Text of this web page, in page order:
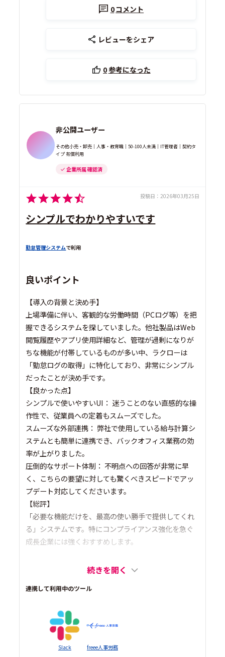
0コメント
レビューをシェア
0参考になった
非公開ユーザー
その他小売・卸売｜人事・教育職｜50-100人未満｜IT管理者｜契約タ
イプ 有償利用
企業所属 確認済
投稿日： 2026年03月25日
シンプルでわかりやすいです
勤怠管理システムで利用
良いポイント
【導入の背景と決め手】
上場準備に伴い、客観的な労働時間（PCログ等）を把
握できるシステムを探していました。他社製品はWeb
閲覧履歴やアプリ使用詳細など、管理が過剰になりが
ちな機能が付帯しているものが多い中、ラクローは
「勤怠ログの取得」に特化しており、非常にシンプル
だったことが決め手です。
【良かった点】
シンプルで使いやすいUI： 迷うことのない直感的な操
作性で、従業員への定着もスムーズでした。
スムーズな外部連携： 弊社で使用している給与計算シ
ステムとも簡単に連携でき、バックオフィス業務の効
率が上がりました。
圧倒的なサポート体制： 不明点への回答が非常に早
く、こちらの要望に対しても驚くべきスピードでアッ
プデート対応してくださいます。
【総評】
「必要な機能だけを、最高の使い勝手で提供してくれ
る」システムです。特にコンプライアンス強化を急ぐ
成長企業には強くおすすめします。
続きを開く
連携して利用中のツール
Slack freee人事労務